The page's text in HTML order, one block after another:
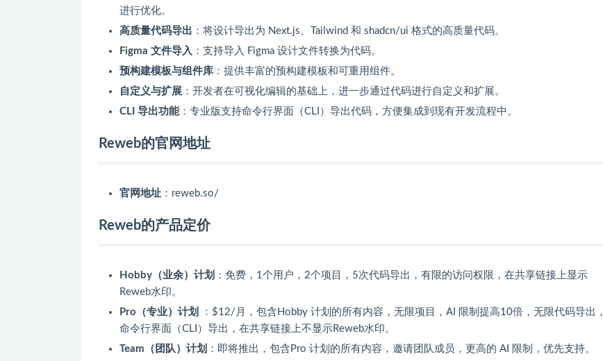
进行优化。
高质量代码导出 ：将设计导出为 Next.js、Tailwind 和 shadcn/ui 格式的高质量代码。
Figma 文件导入 ：支持导入 Figma 设计文件转换为代码。
预构建模板与组件库 ：提供丰富的预构建模板和可重用组件。
自定义与扩展 ：开发者在可视化编辑的基础上，进一步通过代码进行自定义和扩展。
CLI 导出功能：专业版支持命令行界面（CLI）导出代码，方便集成到现有开发流程中。
Reweb的官网地址
官网地址 ：reweb.so/
Reweb的产品定价
Hobby（业余）计划 ：免费，1个用户，2个项目，5次代码导出，有限的访问权限，在共享链接上显示
Reweb水印。
Pro（专业）计划
：$12/月，包含Hobby 计划的所有内容，无限项目，AI 限制提高10倍，无限代码导出，
命令行界面（CLI）导出，在共享链接上不显示Reweb水印。
Team（团队）计划 ：即将推出，包含Pro 计划的所有内容，邀请团队成员，更高的 AI 限制，优先支持。